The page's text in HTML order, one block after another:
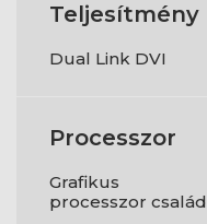
Teljesítmény
Dual Link DVI
Processzor
Grafikus
processzor család